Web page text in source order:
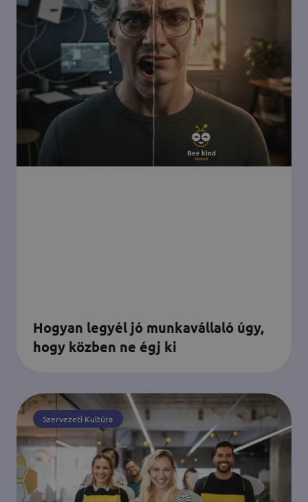
Hogyan legyél jó munkavállaló úgy,
hogy közben ne égj ki
Szervezeti Kultúra